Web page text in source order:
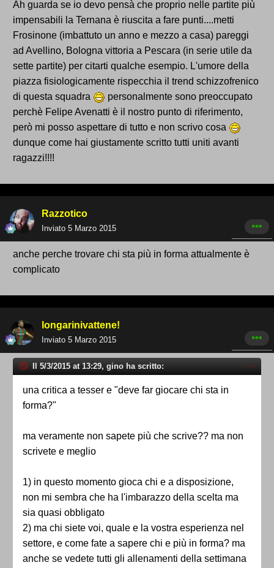
Ah guarda se io devo pensà che proprio nelle partite più
impensabili la Ternana è riuscita a fare punti....metti
Frosinone (imbattuto un anno e mezzo a casa) pareggi
ad Avellino, Bologna vittoria a Pescara (in serie utile da
sette partite) per citarti qualche esempio. L'umore della
piazza fisiologicamente rispecchia il trend schizzofrenico
di questa squadra
personalmente sono preoccupato
perchè Felipe Avenatti è il nostro punto di riferimento,
però mi posso aspettare di tutto e non scrivo cosa
dunque come hai giustamente scritto tutti uniti avanti
ragazzi!!!!
Razzotico
Inviato 5 Marzo 2015
anche perche trovare chi sta più in forma attualmente è
complicato
longarinivattene!
Inviato 5 Marzo 2015
Il 5/3/2015 at 13:29, gino ha scritto:
una critica a tesser e "deve far giocare chi sta in
forma?"
ma veramente non sapete più che scrive?? ma non
scrivete e meglio
1) in questo momento gioca chi e a disposizione,
non mi sembra che ha l'imbarazzo della scelta ma
sia quasi obbligato
2) ma chi siete voi, quale e la vostra esperienza nel
settore, e come fate a sapere chi e più in forma? ma
anche se vedete tutti gli allenamenti della settimana